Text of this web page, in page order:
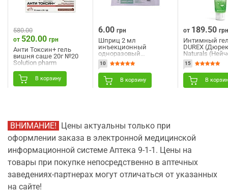
580.00
от 520.00 грн
Анти Токсин+ гель
вишня саше 20г №20
Solution pharm
В корзину
6.00 грн
Шприц 2 мл
инъекционный
одноразовый
трехкомпонентный
стерильный с 2 иглами
23G (0,6 мм х 30 мм) и
24G (0,55 мм х 25 мм)
Angelmed (АнгелМед) 1
10
В корзину
от 189.50 грн
Интимный
DUREX
Naturals
натуральных
красителей и
(лубрикант)
15
В
ВНИМАНИЕ! Цены актуальны только при
оформлении заказа в электронной медицинской
информационной системе Аптека 9-1-1. Цены на
товары при покупке непосредственно в аптечных
заведениях-партнерах могут отличаться от указанных
на сайте!